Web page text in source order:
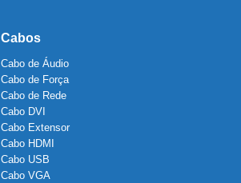
Cabos
Cabo de Áudio
Cabo de Força
Cabo de Rede
Cabo DVI
Cabo Extensor
Cabo HDMI
Cabo USB
Cabo VGA